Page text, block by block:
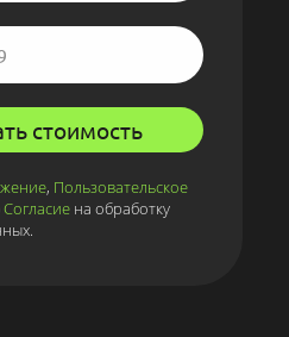
стоимость
, Пользовательское
Согласие на обработку